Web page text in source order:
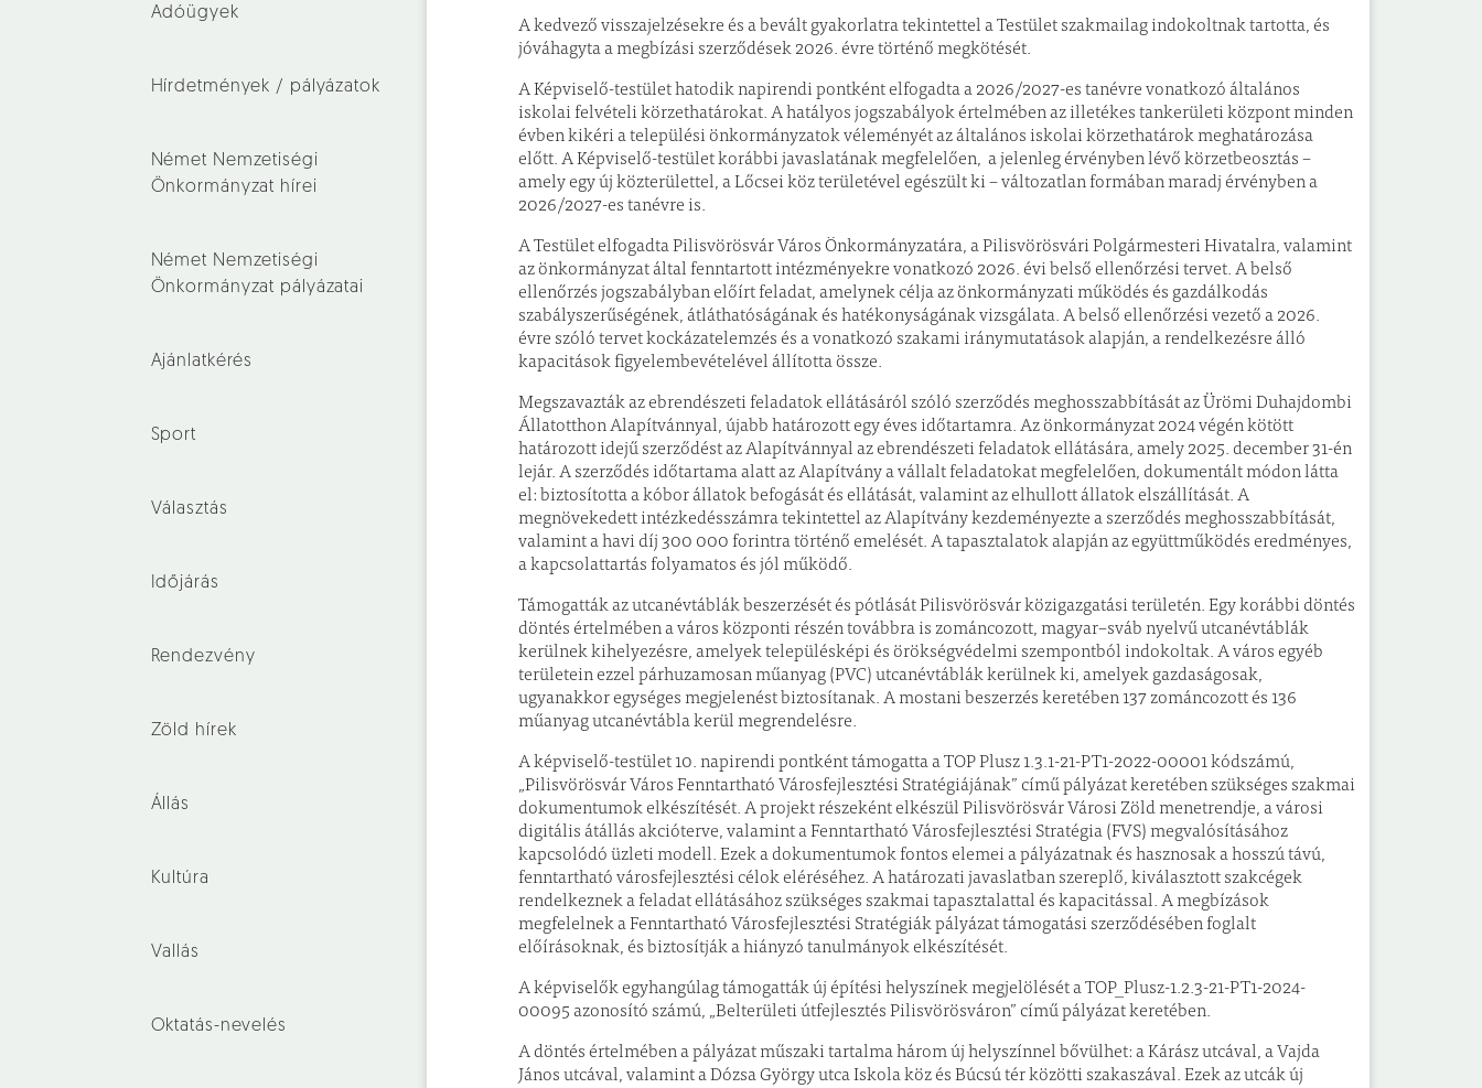
Adóügyek
Hírdetmények / pályázatok
Német Nemzetiségi
Önkormányzat hírei
Német Nemzetiségi
Önkormányzat pályázatai
Ajánlatkérés
Sport
Választás
Időjárás
Rendezvény
Zöld hírek
Állás
Kultúra
Vallás
Oktatás-nevelés
A kedvező visszajelzésekre és a bevált gyakorlatra tekintettel a Testület szakmailag indokoltnak tartotta, és
jóváhagyta a megbízási szerződések 2026. évre történő megkötését.
A Képviselő-testület hatodik napirendi pontként elfogadta a 2026/2027-es tanévre vonatkozó általános
iskolai felvételi körzethatárokat. A hatályos jogszabályok értelmében az illetékes tankerületi központ minden
évben kikéri a települési önkormányzatok véleményét az általános iskolai körzethatárok meghatározása
előtt. A Képviselő-testület korábbi javaslatának megfelelően, a jelenleg érvényben lévő körzetbeosztás –
amely egy új közterülettel, a Lőcsei köz területével egészült ki – változatlan formában maradj érvényben a
2026/2027-es tanévre is.
A Testület elfogadta Pilisvörösvár Város Önkormányzatára, a Pilisvörösvári Polgármesteri Hivatalra, valamint
az önkormányzat által fenntartott intézményekre vonatkozó 2026. évi belső ellenőrzési tervet. A belső
ellenőrzés jogszabályban előírt feladat, amelynek célja az önkormányzati működés és gazdálkodás
szabályszerűségének, átláthatóságának és hatékonyságának vizsgálata. A belső ellenőrzési vezető a 2026.
évre szóló tervet kockázatelemzés és a vonatkozó szakami iránymutatások alapján, a rendelkezésre álló
kapacitások figyelembevételével állította össze.
Megszavazták az ebrendészeti feladatok ellátásáról szóló szerződés meghosszabbítását az Ürömi Duhajdombi
Állatotthon Alapítvánnyal, újabb határozott egy éves időtartamra. Az önkormányzat 2024 végén kötött
határozott idejű szerződést az Alapítvánnyal az ebrendészeti feladatok ellátására, amely 2025. december 31-én
lejár. A szerződés időtartama alatt az Alapítvány a vállalt feladatokat megfelelően, dokumentált módon látta
el: biztosította a kóbor állatok befogását és ellátását, valamint az elhullott állatok elszállítását. A
megnövekedett intézkedésszámra tekintettel az Alapítvány kezdeményezte a szerződés meghosszabbítását,
valamint a havi díj 300 000 forintra történő emelését. A tapasztalatok alapján az együttműködés eredményes,
a kapcsolattartás folyamatos és jól működő.
Támogatták az utcanévtáblák beszerzését és pótlását Pilisvörösvár közigazgatási területén. Egy korábbi döntés
döntés értelmében a város központi részén továbbra is zománcozott, magyar–sváb nyelvű utcanévtáblák
kerülnek kihelyezésre, amelyek településképi és örökségvédelmi szempontból indokoltak. A város egyéb
területein ezzel párhuzamosan műanyag (PVC) utcanévtáblák kerülnek ki, amelyek gazdaságosak,
ugyanakkor egységes megjelenést biztosítanak. A mostani beszerzés keretében 137 zománcozott és 136
műanyag utcanévtábla kerül megrendelésre.
A képviselő-testület 10. napirendi pontként támogatta a TOP Plusz 1.3.1-21-PT1-2022-00001 kódszámú,
„Pilisvörösvár Város Fenntartható Városfejlesztési Stratégiájának” című pályázat keretében szükséges szakmai
dokumentumok elkészítését. A projekt részeként elkészül Pilisvörösvár Városi Zöld menetrendje, a városi
digitális átállás akcióterve, valamint a Fenntartható Városfejlesztési Stratégia (FVS) megvalósításához
kapcsolódó üzleti modell. Ezek a dokumentumok fontos elemei a pályázatnak és hasznosak a hosszú távú,
fenntartható városfejlesztési célok eléréséhez. A határozati javaslatban szereplő, kiválasztott szakcégek
rendelkeznek a feladat ellátásához szükséges szakmai tapasztalattal és kapacitással. A megbízások
megfelelnek a Fenntartható Városfejlesztési Stratégiák pályázat támogatási szerződésében foglalt
előírásoknak, és biztosítják a hiányzó tanulmányok elkészítését.
A képviselők egyhangúlag támogatták új építési helyszínek megjelölését a TOP_Plusz-1.2.3-21-PT1-2024-
00095 azonosító számú, „Belterületi útfejlesztés Pilisvörösváron” című pályázat keretében.
A döntés értelmében a pályázat műszaki tartalma három új helyszínnel bővülhet: a Kárász utcával, a Vajda
János utcával, valamint a Dózsa György utca Iskola köz és Búcsú tér közötti szakaszával. Ezek az utcák új